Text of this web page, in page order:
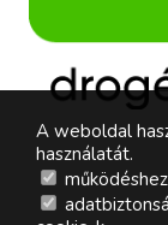
A weboldal
használatát.